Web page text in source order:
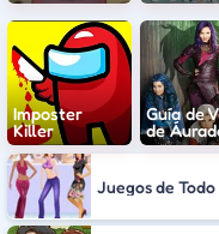
Imposter
Killer
Guía de
de
Juegos de Todo